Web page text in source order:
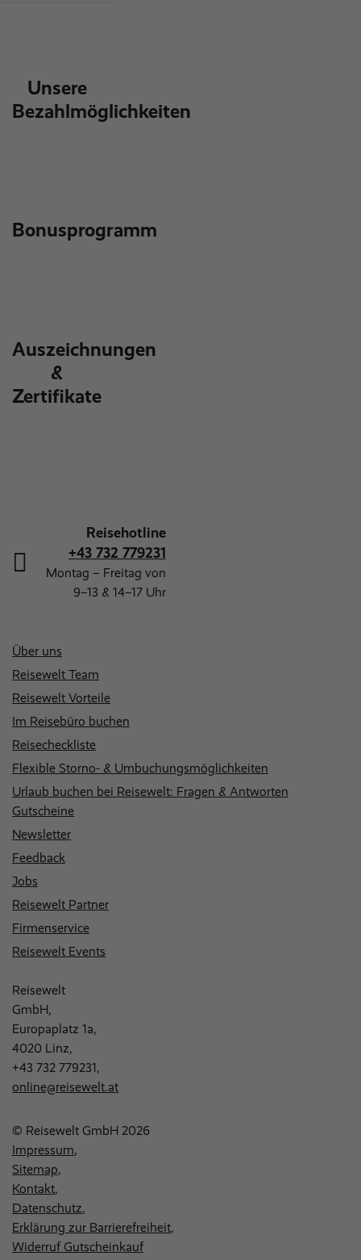
Unsere
Bezahlmöglichkeiten
Bonusprogramm
Auszeichnungen
&
Zertifikate
Über uns
Reisewelt Team
Reisewelt Vorteile
Im Reisebüro buchen
Reisecheckliste
Flexible Storno- & Umbuchungsmöglichkeiten
Urlaub buchen bei Reisewelt: Fragen & Antworten
Gutscheine
Newsletter
Feedback
Jobs
Reisewelt Partner
Firmenservice
Reisewelt Events
Reisehotline
+43 732 779231
Montag – Freitag von
9–13 & 14–17 Uhr
Reisewelt
GmbH,
Europaplatz 1a,
4020 Linz,
+43 732 779231,
online@reisewelt.at
© Reisewelt GmbH 2026
Impressum
Sitemap
Kontakt
Datenschutz
Erklärung zur Barrierefreiheit
Widerruf Gutscheinkauf